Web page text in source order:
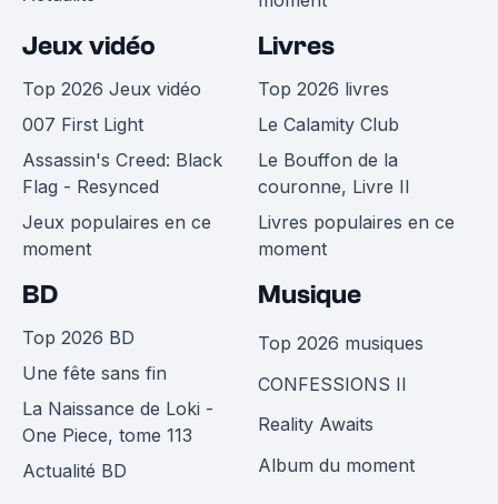
Jeux vidéo
Top 2026 Jeux vidéo
007 First Light
Assassin's Creed: Black
Flag - Resynced
Jeux populaires en ce
moment
Livres
Top 2026 livres
Le Calamity Club
Le Bouffon de la
couronne, Livre II
Livres populaires en ce
moment
BD
Top 2026 BD
Une fête sans fin
La Naissance de Loki -
One Piece, tome 113
Actualité BD
Musique
Top 2026 musiques
CONFESSIONS II
Reality Awaits
Album du moment